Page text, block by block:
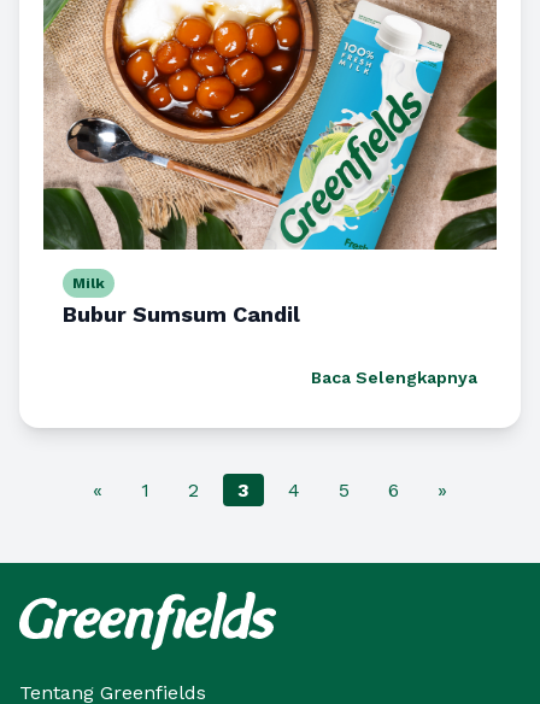
Milk
Bubur Sumsum Candil
Baca Selengkapnya
« 1 2 3 4 5 6 »
Tentang Greenfields